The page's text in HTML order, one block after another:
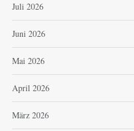
Juli 2026
Juni 2026
Mai 2026
April 2026
März 2026